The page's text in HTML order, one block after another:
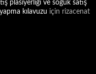
plasiyerliği ve soğuk satış
kılavuzu için rizacenat